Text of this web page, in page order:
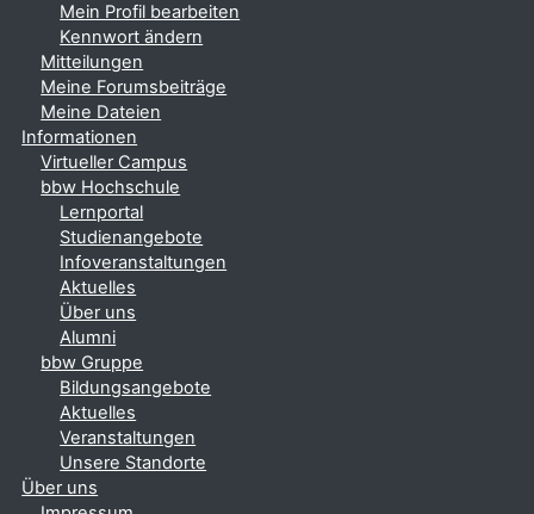
Mein Profil bearbeiten
Kennwort ändern
Mitteilungen
Meine Forumsbeiträge
Meine Dateien
Informationen
Virtueller Campus
bbw Hochschule
Lernportal
Studienangebote
Infoveranstaltungen
Aktuelles
Über uns
Alumni
bbw Gruppe
Bildungsangebote
Aktuelles
Veranstaltungen
Unsere Standorte
Über uns